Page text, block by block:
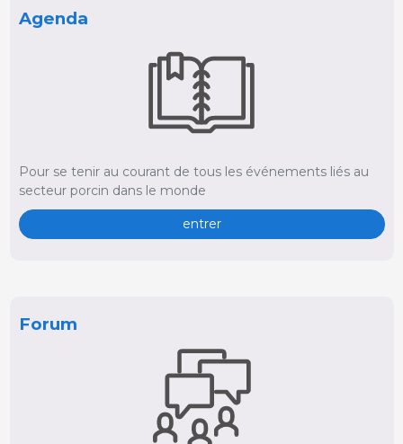
Agenda
Pour se tenir au courant de tous les événements liés au
secteur porcin dans le monde
entrer
Forum